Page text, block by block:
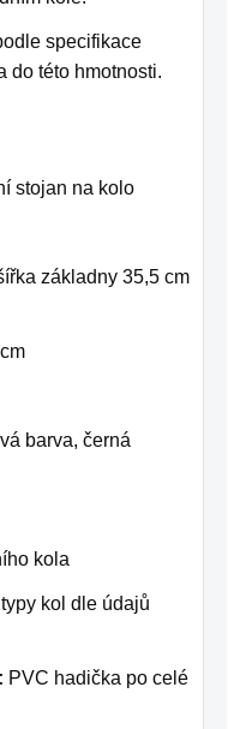
specifikace
do této hmotnosti.
stojan na kolo
základny 35,5 cm
barva, černá
kola
kol dle údajů
PVC hadička po celé